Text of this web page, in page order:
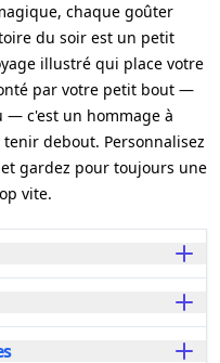
chaque goûter
du soir est un petit
illustré qui place votre
par votre petit bout —
c'est un hommage à
debout. Personnalisez
gardez pour toujours une
vite.
vue de l'enfant,
rires et ces
votre relation si
un large choix